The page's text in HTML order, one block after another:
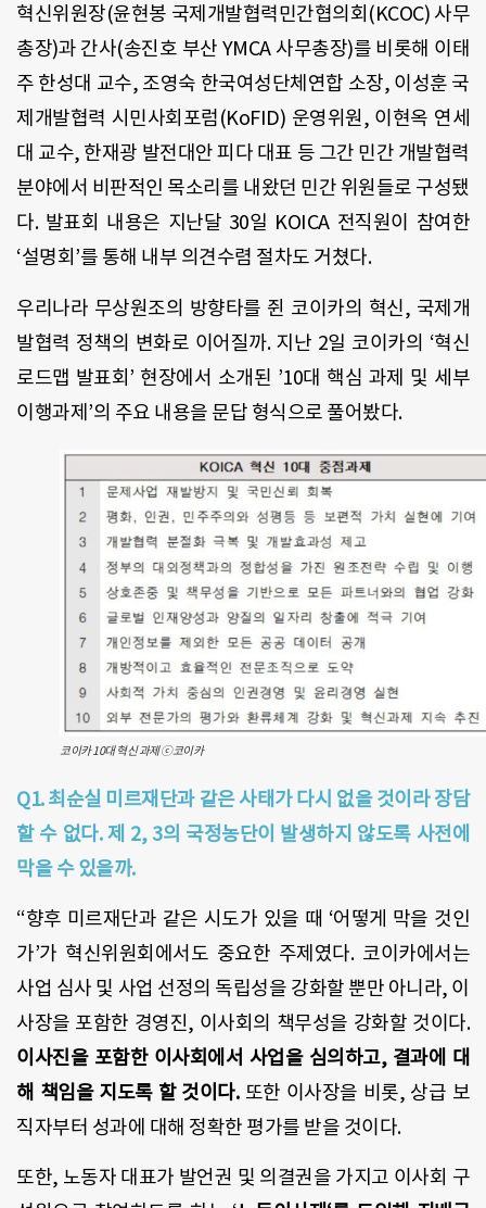
혁신위원장(윤현봉 국제개발협력민간협의회(KCOC) 사무
총장)과 간사(송진호 부산 YMCA 사무총장)를 비롯해 이태
주 한성대 교수, 조영숙 한국여성단체연합 소장, 이성훈 국
제개발협력 시민사회포럼(KoFID) 운영위원, 이현옥 연세
대 교수, 한재광 발전대안 피다 대표 등 그간 민간 개발협력
분야에서 비판적인 목소리를 내왔던 민간 위원들로 구성됐
다. 발표회 내용은 지난달 30일 KOICA 전직원이 참여한
‘설명회’를 통해 내부 의견수렴 절차도 거쳤다.
우리나라 무상원조의 방향타를 쥔 코이카의 혁신, 국제개
발협력 정책의 변화로 이어질까. 지난 2일 코이카의 ‘혁신
로드맵 발표회’ 현장에서 소개된 ’10대 핵심 과제 및 세부
이행과제’의 주요 내용을 문답 형식으로 풀어봤다.
코이카 10대 혁신 과제 ⓒ코이카
Q1. 최순실 미르재단과 같은 사태가 다시 없을 것이라 장담
할 수 없다. 제 2, 3의 국정농단이 발생하지 않도록 사전에
막을 수 있을까.
“향후 미르재단과 같은 시도가 있을 때 ‘어떻게 막을 것인
가’가 혁신위원회에서도 중요한 주제였다. 코이카에서는
사업 심사 및 사업 선정의 독립성을 강화할 뿐만 아니라, 이
사장을 포함한 경영진, 이사회의 책무성을 강화할 것이다.
이사진을 포함한 이사회에서 사업을 심의하고, 결과에 대
해 책임을 지도록 할 것이다.또한 이사장을 비롯, 상급 보
직자부터 성과에 대해 정확한 평가를 받을 것이다.
또한, 노동자 대표가 발언권 및 의결권을 가지고 이사회 구